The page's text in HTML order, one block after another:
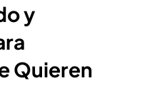
y
Quieren